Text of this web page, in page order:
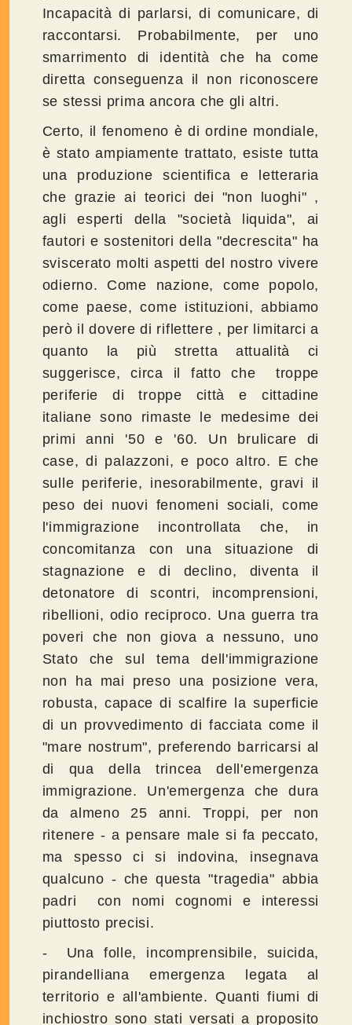
Incapacità di parlarsi, di comunicare, di
raccontarsi. Probabilmente, per uno
smarrimento di identità che ha come
diretta conseguenza il non riconoscere
se stessi prima ancora che gli altri.
Certo, il fenomeno è di ordine mondiale,
è stato ampiamente trattato, esiste tutta
una produzione scientifica e letteraria
che grazie ai teorici dei "non luoghi" ,
agli esperti della "società liquida", ai
fautori e sostenitori della "decrescita" ha
sviscerato molti aspetti del nostro vivere
odierno. Come nazione, come popolo,
come paese, come istituzioni, abbiamo
però il dovere di riflettere , per limitarci a
quanto la più stretta attualità ci
suggerisce, circa il fatto che troppe
periferie di troppe città e cittadine
italiane sono rimaste le medesime dei
primi anni '50 e '60. Un brulicare di
case, di palazzoni, e poco altro. E che
sulle periferie, inesorabilmente, gravi il
peso dei nuovi fenomeni sociali, come
l'immigrazione incontrollata che, in
concomitanza con una situazione di
stagnazione e di declino, diventa il
detonatore di scontri, incomprensioni,
ribellioni, odio reciproco. Una guerra tra
poveri che non giova a nessuno, uno
Stato che sul tema dell'immigrazione
non ha mai preso una posizione vera,
robusta, capace di scalfire la superficie
di un provvedimento di facciata come il
"mare nostrum", preferendo barricarsi al
di qua della trincea dell'emergenza
immigrazione. Un'emergenza che dura
da almeno 25 anni. Troppi, per non
ritenere - a pensare male si fa peccato,
ma spesso ci si indovina, insegnava
qualcuno - che questa "tragedia" abbia
padri con nomi cognomi e interessi
piuttosto precisi.
- Una folle, incomprensibile, suicida,
pirandelliana emergenza legata al
territorio e all'ambiente. Quanti fiumi di
inchiostro sono stati versati a proposito